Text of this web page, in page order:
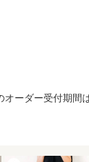
ーダー受付期間